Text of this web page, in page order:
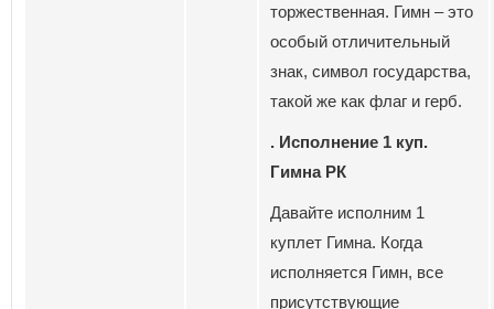
торжественная. Гимн – это
особый отличительный
знак, символ государства,
такой же как флаг и герб.
. Исполнение 1 куп.
Гимна РК
Давайте исполним 1
куплет Гимна. Когда
исполняется Гимн, все
присутствующие